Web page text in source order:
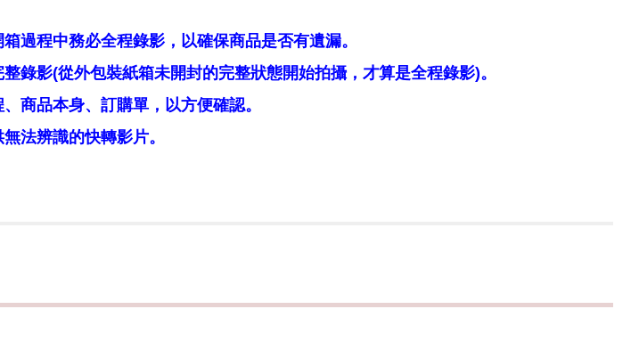
過程中務必全程錄影，以確保商品是否有遺漏。
錄影(從外包裝紙箱未開封的完整狀態開始拍攝，才算是全程錄影)。
商品本身、訂購單，以方便確認。
法辨識的快轉影片。